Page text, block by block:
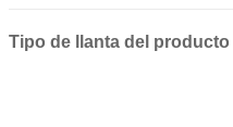
Tipo de llanta del producto